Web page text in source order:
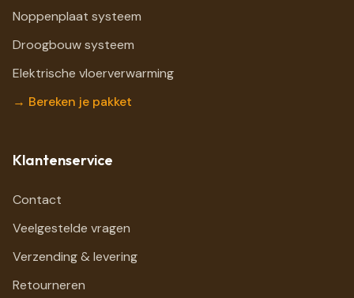
Noppenplaat systeem
Droogbouw systeem
Elektrische vloerverwarming
→ Bereken je pakket
Klantenservice
Contact
Veelgestelde vragen
Verzending & levering
Retourneren